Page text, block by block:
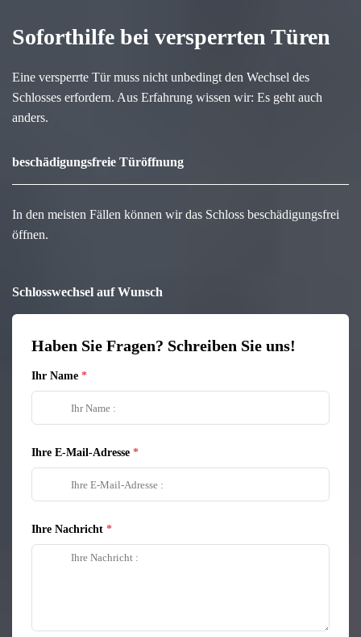
Soforthilfe bei versperrten Türen
Eine versperrte Tür muss nicht unbedingt den Wechsel des
Schlosses erfordern. Aus Erfahrung wissen wir: Es geht auch
anders.
beschädigungsfreie Türöffnung
In den meisten Fällen können wir das Schloss beschädigungsfrei
öffnen.
Schlosswechsel auf Wunsch
Haben Sie Fragen? Schreiben Sie uns!
Ihr Name
Ihre E-Mail-Adresse
Ihre Nachricht